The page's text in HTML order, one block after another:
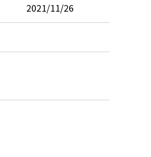
2021/11/26